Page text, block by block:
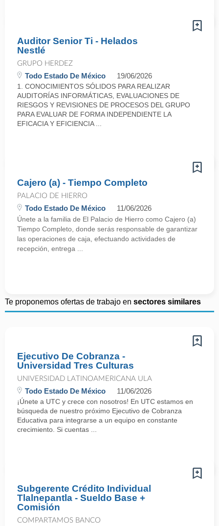
Auditor Senior Ti - Helados
Nestlé
GRUPO HERDEZ
Todo Estado De México 19/06/2026
1. CONOCIMIENTOS SÓLIDOS PARA REALIZAR
AUDITORÍAS INFORMÁTICAS, EVALUACIONES DE
RIESGOS Y REVISIONES DE PROCESOS DEL GRUPO
PARA EVALUAR DE FORMA INDEPENDIENTE LA
EFICACIA Y EFICIENCIA ...
Cajero (a) - Tiempo Completo
PALACIO DE HIERRO
Todo Estado De México 11/06/2026
Únete a la familia de El Palacio de Hierro como Cajero (a)
Tiempo Completo, donde serás responsable de garantizar
las operaciones de caja, efectuando actividades de
recepción, entrega ...
Te proponemos ofertas de trabajo en sectores similares
Ejecutivo De Cobranza -
Universidad Tres Culturas
UNIVERSIDAD LATINOAMERICANA ULA
Todo Estado De México 11/06/2026
¡Únete a UTC y crece con nosotros! En UTC estamos en
búsqueda de nuestro próximo Ejecutivo de Cobranza
Educativa para integrarse a un equipo en constante
crecimiento. Si cuentas ...
Subgerente Crédito Individual
Tlalnepantla - Sueldo Base +
Comisión
COMPARTAMOS BANCO